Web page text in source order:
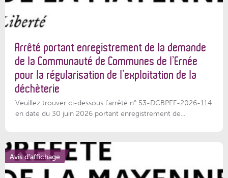
Arrêté portant enregistrement de la demande
de la Communauté de Communes de l’Ernée
pour la régularisation de l’exploitation de la
déchèterie
Veuillez trouver ci-dessous l'arrêté n° 53-DCBPEF-2026-114
en date du 30 juin 2026 portant enregistrement de...
Avis d'affichage